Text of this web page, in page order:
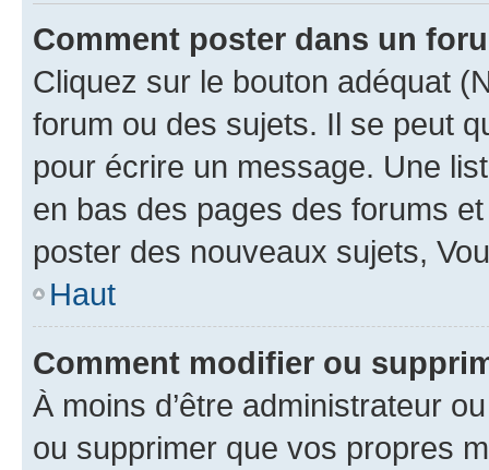
Comment poster dans un
Cliquez sur le bouton adéquat
forum ou des sujets. Il se peut
pour écrire un message. Une
en bas des pages des forums
poster des nouveaux sujets,
Haut
Comment modifier ou
À moins d’être administrateur
ou supprimer que vos propres